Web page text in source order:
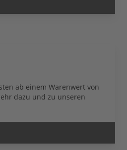
ab einem Warenwert von
dazu und zu unseren